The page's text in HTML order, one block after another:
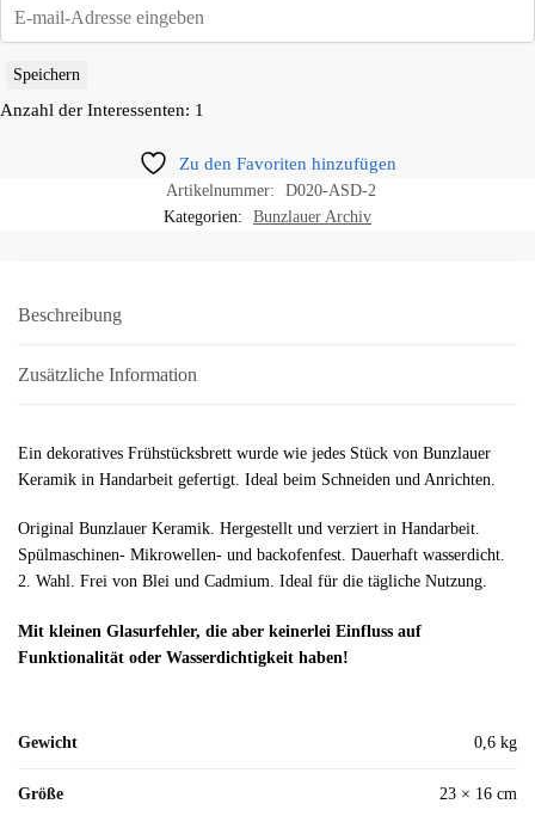
Speichern
Anzahl der Interessenten: 1
Zu den Favoriten hinzufügen
Artikelnummer:
D020-ASD-2
Kategorien:
Bunzlauer Archiv
Beschreibung
Zusätzliche Information
Ein dekoratives Frühstücksbrett wurde wie jedes Stück von Bunzlauer
Keramik in Handarbeit gefertigt. Ideal beim Schneiden und Anrichten.
Original Bunzlauer Keramik. Hergestellt und verziert in Handarbeit.
Spülmaschinen- Mikrowellen- und backofenfest. Dauerhaft wasserdicht.
2. Wahl. Frei von Blei und Cadmium. Ideal für die tägliche Nutzung.
Mit kleinen Glasurfehler, die aber keinerlei Einfluss auf
Funktionalität oder Wasserdichtigkeit haben!
Gewicht 0,6 kg
Größe 23 × 16 cm